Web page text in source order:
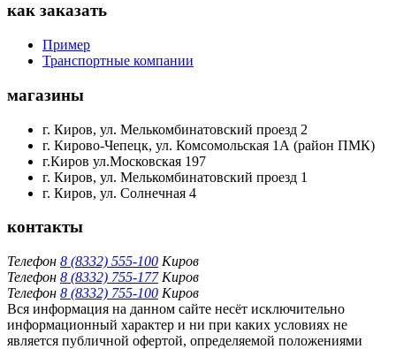
как заказать
Пример
Транспортные компании
магазины
г. Киров, ул. Мелькомбинатовский проезд 2
г. Кирово-Чепецк, ул. Комсомольская 1А (район ПМК)
г.Киров ул.Московская 197
г. Киров, ул. Мелькомбинатовский проезд 1
г. Киров, ул. Солнечная 4
контакты
Телефон 8 (8332) 555-100 Киров
Телефон 8 (8332) 755-177 Киров
Телефон 8 (8332) 755-100 Киров
Вся информация на данном сайте несёт исключительно
информационный характер и ни при каких условиях не
является публичной офертой, определяемой положениями